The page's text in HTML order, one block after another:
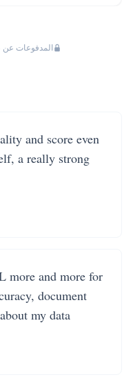
المدفوعات
and score even
a really strong
more and more for
document
my data.